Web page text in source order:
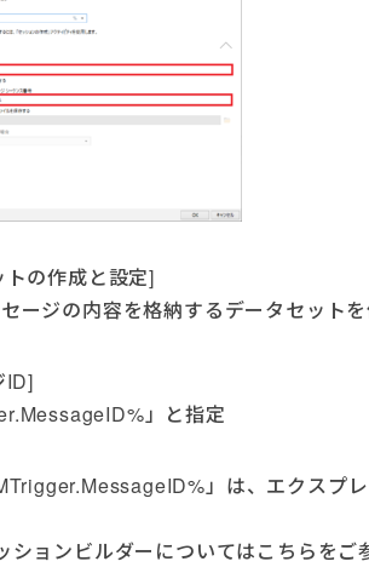
トの作成と設定]
ージの内容を格納するデータセット
ID]
」と指定
」は、エクスプ
ションビルダーについてはこちらをご